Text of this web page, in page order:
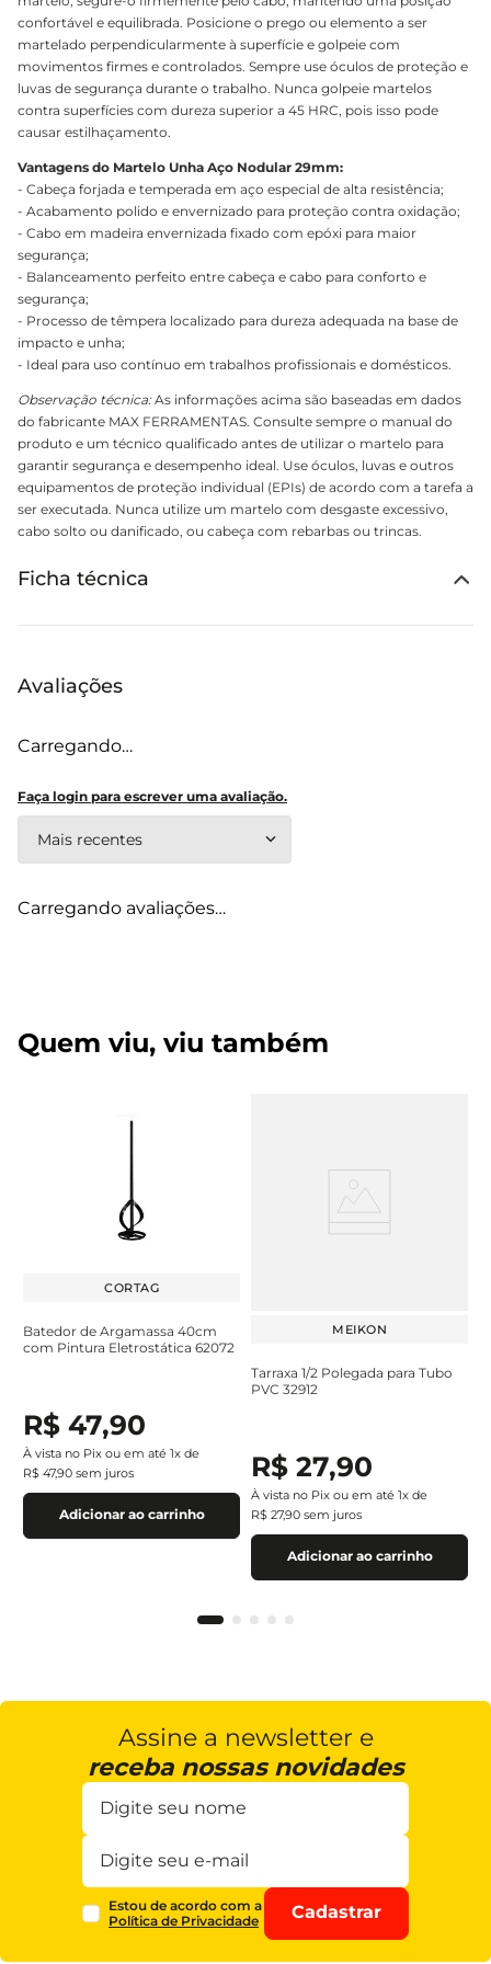
confortável e equilibrada. Posicione o prego ou elemento a ser
martelado perpendicularmente à superfície e golpeie com
movimentos firmes e controlados. Sempre use óculos de proteção e
luvas de segurança durante o trabalho. Nunca golpeie martelos
contra superfícies com dureza superior a 45 HRC, pois isso pode
causar estilhaçamento.
Vantagens do Martelo Unha Aço Nodular 29mm:
- Cabeça forjada e temperada em aço especial de alta resistência;
- Acabamento polido e envernizado para proteção contra oxidação;
- Cabo em madeira envernizada fixado com epóxi para maior
segurança;
- Balanceamento perfeito entre cabeça e cabo para conforto e
segurança;
- Processo de têmpera localizado para dureza adequada na base de
impacto e unha;
- Ideal para uso contínuo em trabalhos profissionais e domésticos.
Observação técnica:As informações acima são baseadas em dados
do fabricante MAX FERRAMENTAS. Consulte sempre o manual do
produto e um técnico qualificado antes de utilizar o martelo para
garantir segurança e desempenho ideal. Use óculos, luvas e outros
equipamentos de proteção individual (EPIs) de acordo com a tarefa a
ser executada. Nunca utilize um martelo com desgaste excessivo,
cabo solto ou danificado, ou cabeça com rebarbas ou trincas.
Ficha técnica
Avaliações
Carregando…
Faça login para escrever uma avaliação.
Mais recentes
Carregando avaliações…
Quem viu, viu também
CORTAG
Batedor de Argamassa 40cm
com Pintura Eletrostática 62072
R$ 47,90
À vista no Pix ou em até 1x de
R$ 47,90 sem juros
Adicionar ao carrinho
MEIKON
Tarraxa 1/2 Polegada para Tubo
PVC 32912
R$ 27,90
À vista no Pix ou em até 1x de
R$ 27,90 sem juros
Adicionar ao carrinho
Assine a newsletter e
receba nossas novidades
Estou de acordo com a
Política de Privacidade
Cadastrar